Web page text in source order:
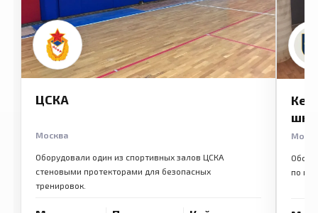
ЦСКА
Москва
Оборудовали один из спортивных залов ЦСКА
стеновыми протекторами для безопасных
тренировок.
по